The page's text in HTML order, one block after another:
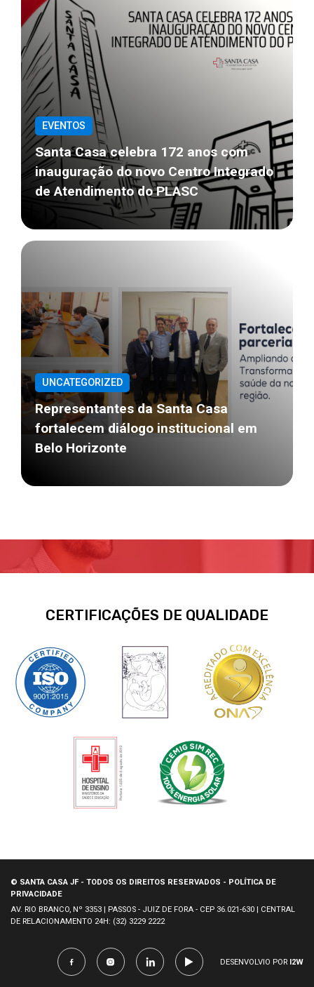
EVENTOS
Santa Casa celebra 172 anos com
inauguração do novo Centro Integrado
de Atendimento do PLASC
UNCATEGORIZED
Representantes da Santa Casa
fortalecem diálogo institucional em
Belo Horizonte
CERTIFICAÇÕES DE QUALIDADE
© SANTA CASA JF - TODOS OS DIREITOS RESERVADOS - POLÍTICA DE
PRIVACIDADE
AV. RIO BRANCO, Nº 3353 | PASSOS - JUIZ DE FORA - CEP 36.021-630 | CENTRAL
DE RELACIONAMENTO 24H: (32) 3229 2222
DESENVOLVIO POR I2W